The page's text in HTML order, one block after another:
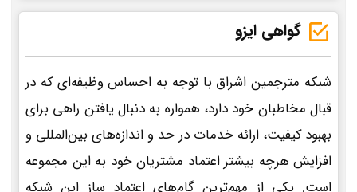
گواهی ایزو
شبکه مترجمین اشراق با توجه به احساس وظیفه‌ای که در
قبال مخاطبان خود دارد، همواره به دنبال یافتن راهی برای
بهبود کیفیت، ارائه خدمات در حد و اندازه‌های بین‌المللی و
افزایش هرچه بیشتر اعتماد مشتریان خود به این مجموعه